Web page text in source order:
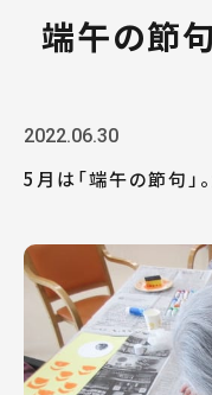
端午の節句
2022.06.30
5月は「端午の節句」